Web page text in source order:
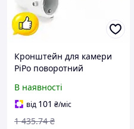
Кронштейн для камери
PiPo поворотний
1,5-3 м для
відеоспостереження
металевий кріплення для
В наявності
від 101 ₴/міс
1 435.74 ₴